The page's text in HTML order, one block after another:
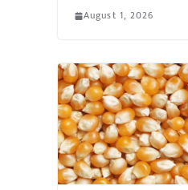
August 1, 2026